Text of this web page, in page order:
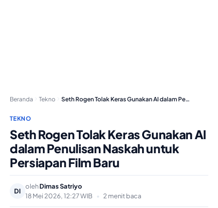
Beranda Tekno Seth Rogen Tolak Keras Gunakan AI dalam Penulisan…
TEKNO
Seth Rogen Tolak Keras Gunakan AI
dalam Penulisan Naskah untuk
Persiapan Film Baru
DI
olehDimas Satriyo
18 Mei 2026, 12:27 WIB
• 2 menit baca